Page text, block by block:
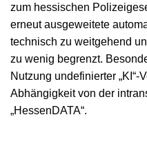
zum hessischen
erneut ausgeweitete
technisch zu weitgehend
zu wenig begrenzt.
Nutzung undefinierter „KI“-
Abhängigkeit von der
„HessenDATA“.